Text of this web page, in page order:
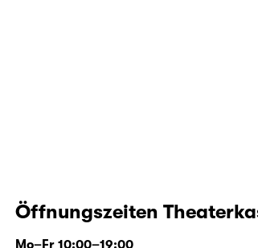
Öffnungszeiten
Mo–Fr 10:00–19:00